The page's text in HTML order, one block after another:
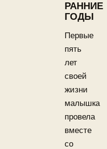
РАННИЕ
ГОДЫ
Первые
пять
лет
своей
жизни
малышка
провела
вместе
со